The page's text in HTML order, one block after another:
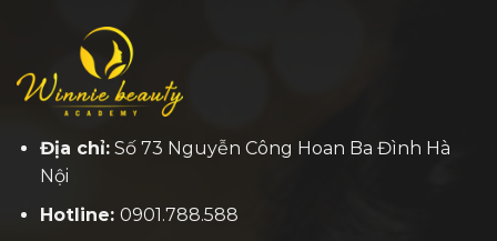
Địa chỉ:Số 73 Nguyễn Công Hoan Ba Đình Hà
Nội
Hotline: 0901.788.588